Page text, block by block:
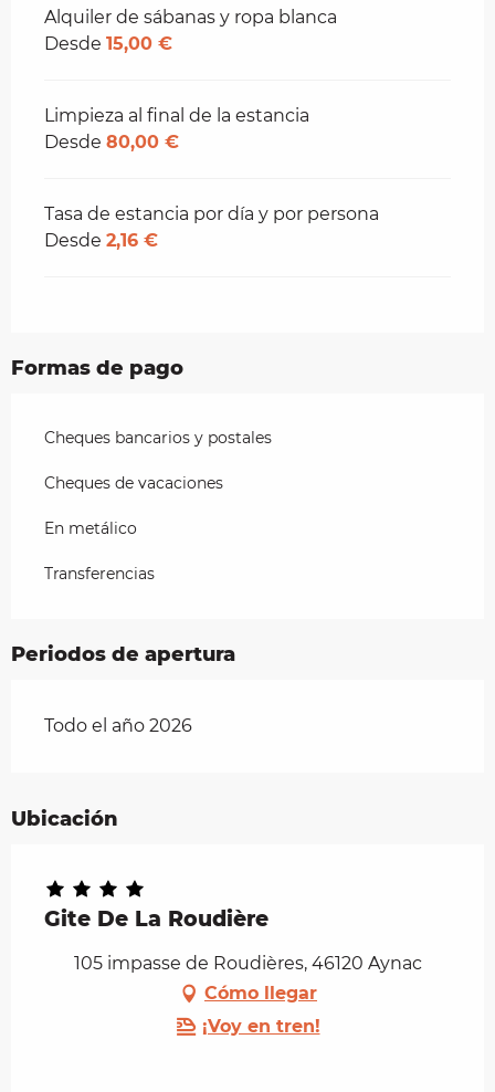
Alquiler de sábanas y ropa blanca
Desde 15,00 €
Limpieza al final de la estancia
Desde 80,00 €
Tasa de estancia por día y por persona
Desde 2,16 €
Formas de pago
Cheques bancarios y postales
Cheques de vacaciones
En metálico
Transferencias
Periodos de apertura
Todo el año 2026
Ubicación
Gite De La Roudière
105 impasse de Roudières, 46120 Aynac
Cómo llegar
¡Voy en tren!